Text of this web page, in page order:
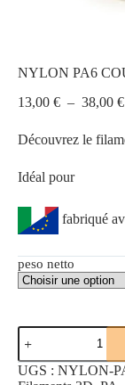
NYLON PA6
13,00 € – 38,00 €
Découvrez le
Idéal pour
fabriqué
peso netto
quantité
de
NYLON
PA6
UGS : NYLON-